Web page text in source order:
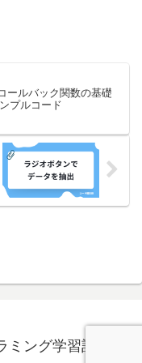
ールバック関数の基礎
プルコード
ング学習記